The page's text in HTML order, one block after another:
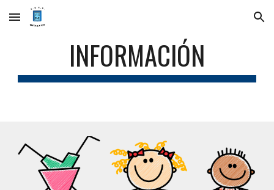
Skip to main content Skip to navigation
INFORMACIÓN